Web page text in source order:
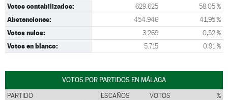
Votos contabilizados: 629.625 58,05 %
Abstenciones: 454.946 41,95 %
Votos nulos: 3.269 0,52 %
Votos en blanco: 5.715 0,91 %
VOTOS POR PARTIDOS EN MÁLAGA
PARTIDO ESCAÑOS VOTOS %